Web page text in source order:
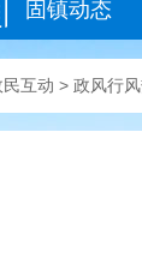
固镇动态
民互动 > 政风行